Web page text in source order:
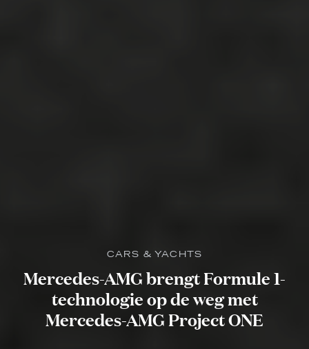
CARS & YACHTS
Mercedes-AMG brengt Formule 1-
technologie op de weg met
Mercedes-AMG Project ONE